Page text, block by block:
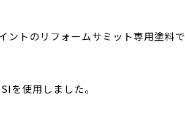
ントのリフォームサミット専用塗料で
を使用しました。